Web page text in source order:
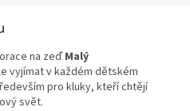
na zeď Malý
vyjímat v každém dětském
pro kluky, kteříchtějí
svět.